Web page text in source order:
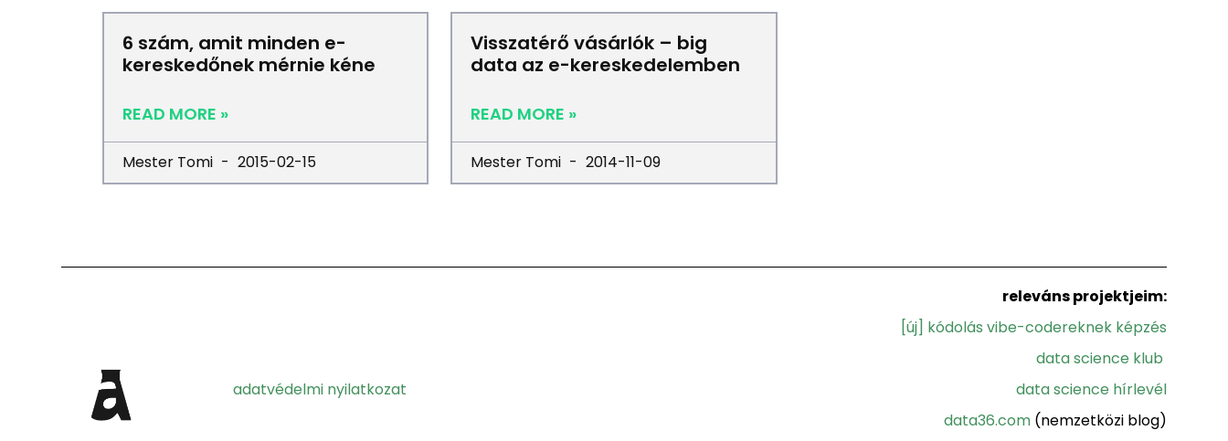
6 szám, amit minden e-
kereskedőnek mérnie kéne
READ MORE »
Mester Tomi 2015-02-15
Visszatérő vásárlók – big
data az e-kereskedelemben
READ MORE »
Mester Tomi 2014-11-09
adatvédelmi nyilatkozat
releváns projektjeim:
[új] kódolás vibe-codereknek képzés
data science klub
data science hírlevél
data36.com(nemzetközi blog)